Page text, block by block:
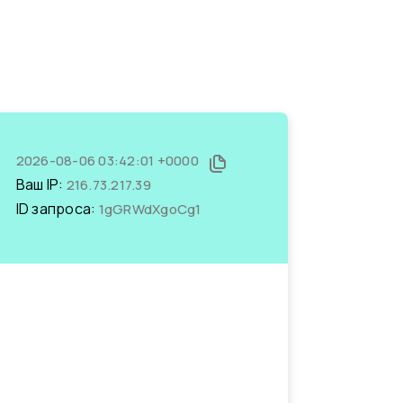
2026-08-06 03:42:01 +0000
Ваш IP: 216.73.217.39
ID запроса: 1gGRWdXgoCg1